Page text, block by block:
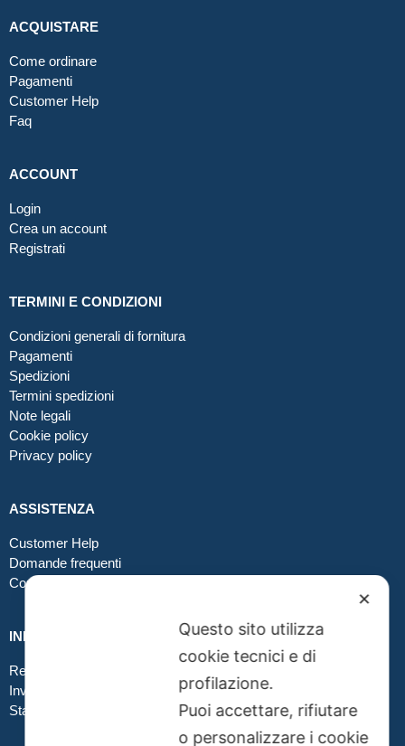
ACQUISTARE
Come ordinare
Pagamenti
Customer Help
Faq
ACCOUNT
Login
Crea un account
Registrati
TERMINI E CONDIZIONI
Condizioni generali di fornitura
Pagamenti
Spedizioni
Termini spedizioni
Note legali
Cookie policy
Privacy policy
ASSISTENZA
Customer Help
Domande frequenti
Contatti
INFO GRAFICA
Realizzare file corretti
Inviare file grafici
Stampa in tessuto
✕
Questo sito utilizza
cookie tecnici e di
profilazione.
Puoi accettare, rifiutare
o personalizzare i cookie